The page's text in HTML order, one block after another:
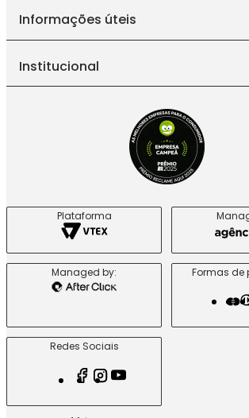
Informações úteis
Institucional
Plataforma
Managed by: Formas
Redes Sociais